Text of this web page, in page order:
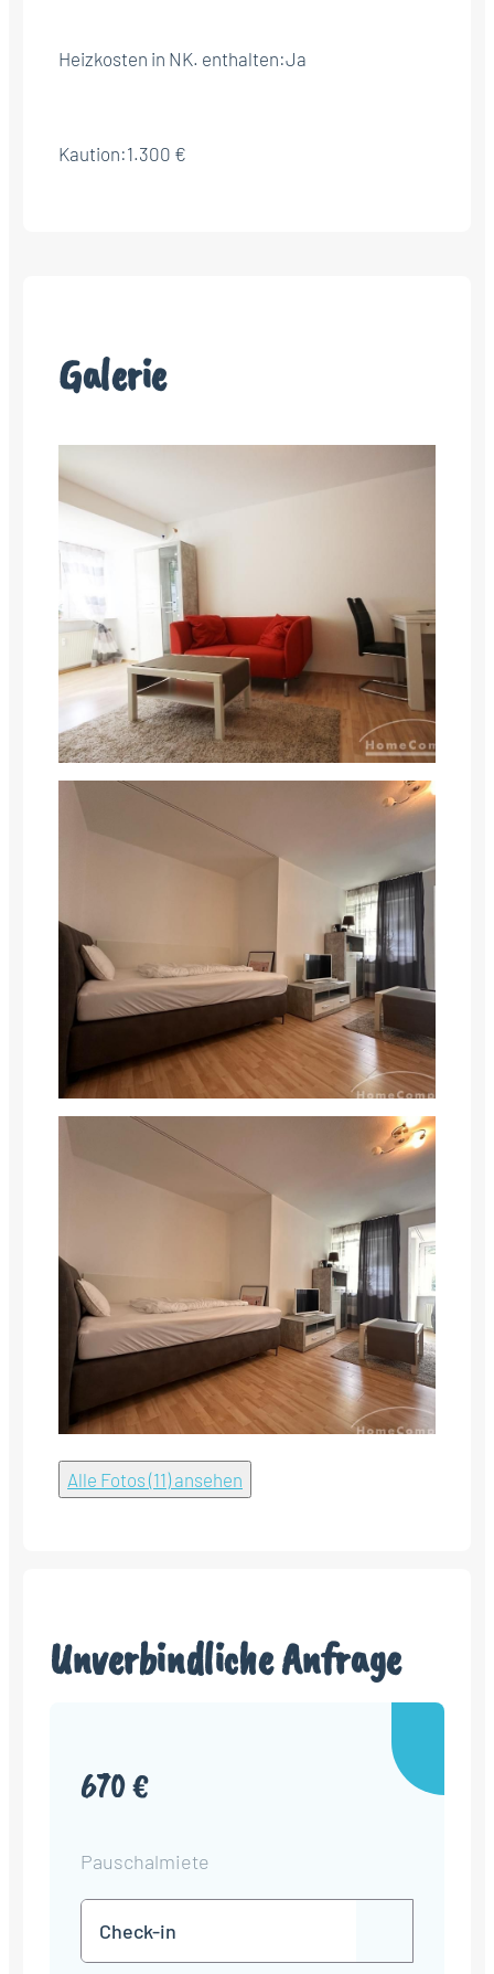
Heizkosten in NK. enthalten:Ja
Kaution:1.300 €
Galerie
Alle Fotos (11) ansehen
Unverbindliche Anfrage
670 €
Pauschalmiete
in
TT
Punkt